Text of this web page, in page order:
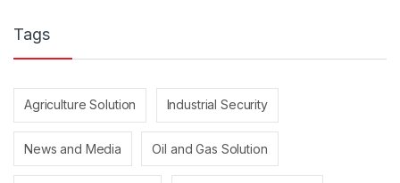
Tags
Agriculture Solution Industrial Security
News and Media Oil and Gas Solution